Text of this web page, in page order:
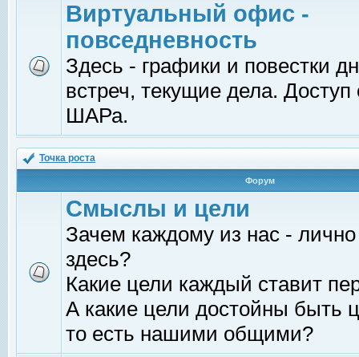
Виртуальный офис -
повседневность
Здесь - графики и повестки
встреч, текущие дела.
ШАРа.
Точка роста
Форум
Смыслы и цели
Зачем каждому из нас -
здесь?
Какие цели каждый ставит
А какие цели достойны быть
то есть нашими общими?